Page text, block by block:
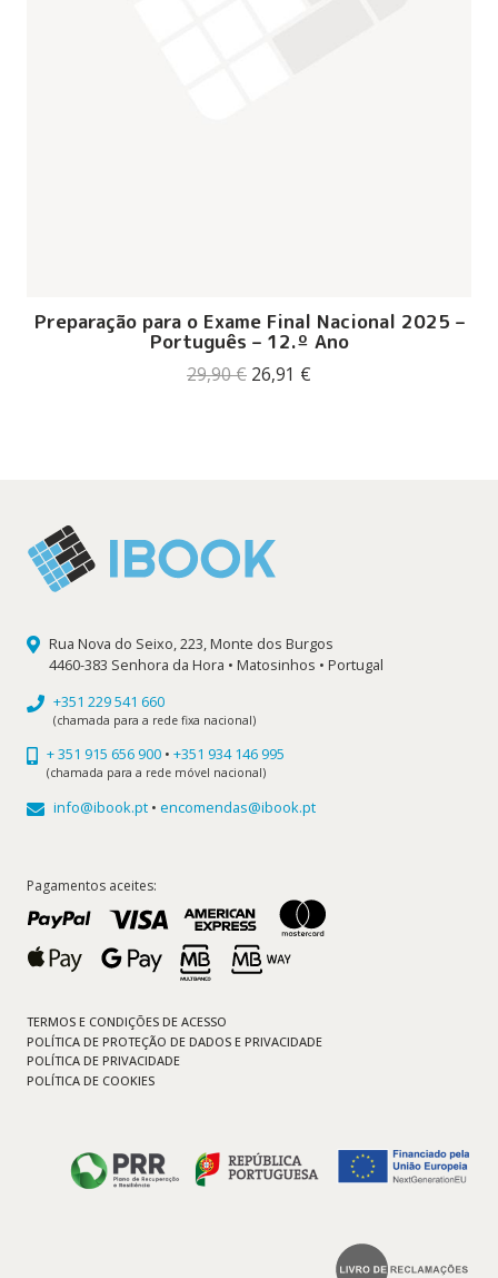
Preparação para o Exame Final Nacional 2025 –
Português – 12.º Ano
29,90€ O
26,91 €
Rua Nova do Seixo, 223, Monte dos Burgos
4460-383 Senhora da Hora • Matosinhos • Portugal
+351 229 541 660
(chamada para a rede fixa nacional)
+ 351 915 656 900 • +351 934 146 995
(chamada para a rede móvel nacional)
info@ibook.pt • encomendas@ibook.pt
Pagamentos aceites:
TERMOS E CONDIÇÕES DE ACESSO
POLÍTICA DE PROTEÇÃO DE DADOS E PRIVACIDADE
POLÍTICA DE PRIVACIDADE
POLÍTICA DE COOKIES